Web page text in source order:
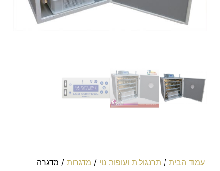
עמוד הבית / תרנגולות ועופות נוי / מדגרות / מדגרה